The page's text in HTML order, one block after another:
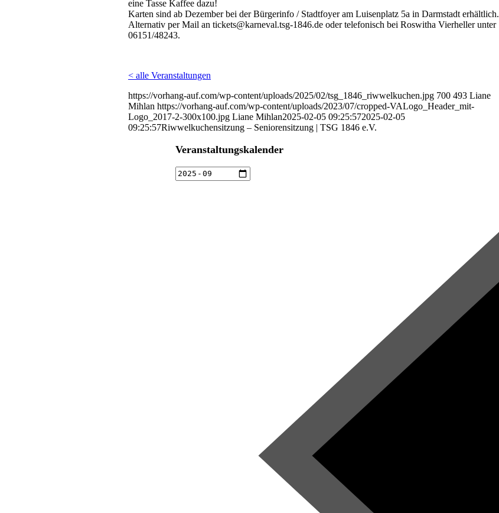
eine Tasse Kaffee dazu!
Karten sind ab Dezember bei der Bürgerinfo / Stadtfoyer am Luisenplatz 5a in Darmstadt erhältlich.
Alternativ per Mail an tickets@karneval.tsg-1846.de oder telefonisch bei Roswitha Vierheller unter
06151/48243.
< alle Veranstaltungen
https://vorhang-auf.com/wp-content/uploads/2025/02/tsg_1846_riwwelkuchen.jpg 700 493 Liane
Mihlan https://vorhang-auf.com/wp-content/uploads/2023/07/cropped-VALogo_Header_mit-
Logo_2017-2-300x100.jpg Liane Mihlan2025-02-05 09:25:572025-02-05
09:25:57Riwwelkuchensitzung – Seniorensitzung | TSG 1846 e.V.
Veranstaltungskalender